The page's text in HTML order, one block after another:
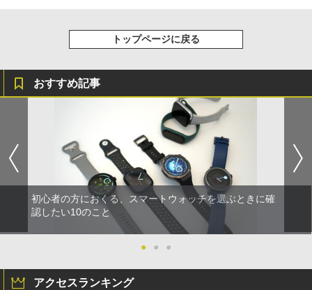
トップページに戻る
おすすめ記事
初心者の方におくる、スマートウォッチを選ぶときに確
認したい10のこと
● ● ●
アクセスランキング